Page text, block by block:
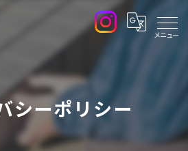
シーポリシー